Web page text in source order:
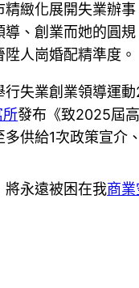
緻化展開失業辦
、創業而她的圓
人崗婚配精準度。
行失業創業領導運
所發布《致2025屆
供給1次政策宣介
將永遠被困在我商